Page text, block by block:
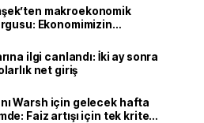
makroekonomik
Ekonomimizin
ilgi canlandı: İki ay sonra
net giriş
Warsh için gelecek hafta
Faiz artışı için tek kriter